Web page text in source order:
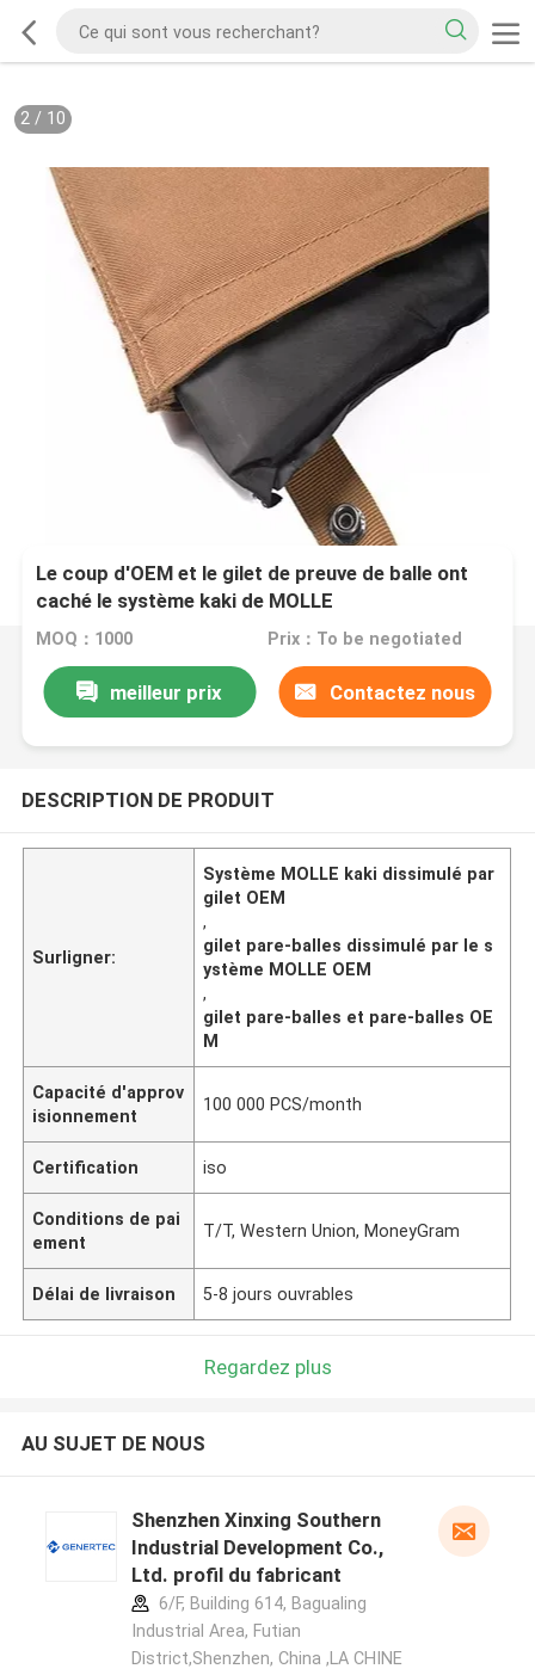
2/ 10
Le coup d'OEM et le gilet de preuve de balle ont
caché le système kaki de MOLLE
MOQ：1000 Prix：To be negotiated
meilleur prix Contactez nous
DESCRIPTION DE PRODUIT
Surligner:
Système MOLLE kaki dissimulé par
gilet OEM
,
gilet pare-balles dissimulé par le s
ystème MOLLE OEM
,
gilet pare-balles et pare-balles OE
M
Capacité d'approv
isionnement
100 000 PCS/month
Certification iso
Conditions de pai
ement
T/T, Western Union, MoneyGram
Délai de livraison 5-8 jours ouvrables
Regardez plus
AU SUJET DE NOUS
Shenzhen Xinxing Southern
Industrial Development Co.,
Ltd. profil du fabricant
6/F, Building 614, Bagualing
Industrial Area, Futian
District,Shenzhen, China ,LA CHINE